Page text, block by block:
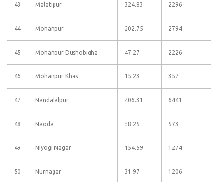
43 Malatipur 324.83 2296
44 Mohanpur 202.75 2794
45 Mohanpur Dushobigha 47.27 2226
46 Mohanpur Khas 15.23 357
47 Nandalalpur 406.31 6441
48 Naoda 58.25 573
49 Niyogi Nagar 154.59 1274
50 Nurnagar 31.97 1206